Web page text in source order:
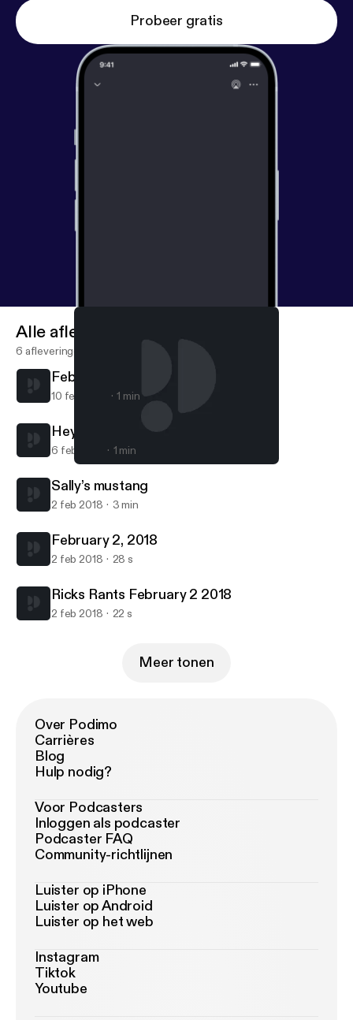
Probeer gratis
Ricks Rants
Alle afleveringen
6 afleveringen
February 9, 2018
10 feb 2018 1 min
Hey Arnold
6 feb 2018 1 min
Sally’s mustang
2 feb 2018 3 min
February 2, 2018
2 feb 2018 28 s
Ricks Rants February 2 2018
2 feb 2018 22 s
Meer tonen
Over Podimo
Carrières
Blog
Hulp nodig?
Voor Podcasters
Inloggen als podcaster
Podcaster FAQ
Community-richtlijnen
Luister op iPhone
Luister op Android
Luister op het web
Instagram
Tiktok
Youtube